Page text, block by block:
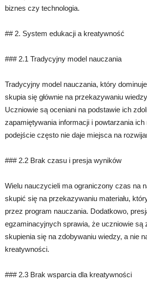
biznes czy technologia.
## 2. System edukacji a kreatywność
### 2.1 Tradycyjny model nauczania
Tradycyjny model nauczania, który
skupia się głównie na przekazywaniu
Uczniowie są oceniani na podstawie ich
zapamiętywania informacji i powtarzania ich
podejście często nie daje miejsca na
### 2.2 Brak czasu i presja wyników
Wielu nauczycieli ma ograniczony czas na
skupić się na przekazywaniu materiału,
przez program nauczania. Dodatkowo,
egzaminacyjnych sprawia, że uczniowie są
skupienia się na zdobywaniu wiedzy, a nie
kreatywności.
### 2.3 Brak wsparcia dla kreatywności